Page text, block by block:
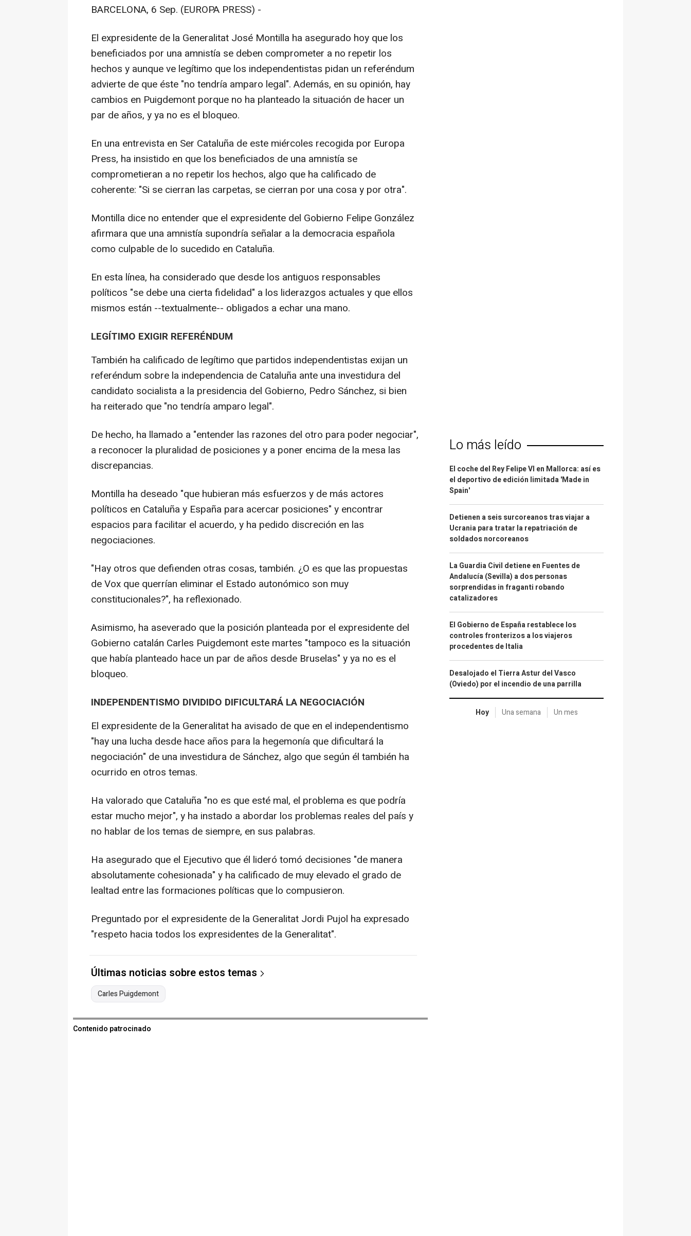
BARCELONA, 6 Sep. (EUROPA PRESS) -
El expresidente de la Generalitat José Montilla ha asegurado hoy que los
beneficiados por una amnistía se deben comprometer a no repetir los
hechos y aunque ve legítimo que los independentistas pidan un referéndum
advierte de que éste "no tendría amparo legal". Además, en su opinión, hay
cambios en Puigdemont porque no ha planteado la situación de hacer un
par de años, y ya no es el bloqueo.
En una entrevista en Ser Cataluña de este miércoles recogida por Europa
Press, ha insistido en que los beneficiados de una amnistía se
comprometieran a no repetir los hechos, algo que ha calificado de
coherente: "Si se cierran las carpetas, se cierran por una cosa y por otra".
Montilla dice no entender que el expresidente del Gobierno Felipe González
afirmara que una amnistía supondría señalar a la democracia española
como culpable de lo sucedido en Cataluña.
En esta línea, ha considerado que desde los antiguos responsables
políticos "se debe una cierta fidelidad" a los liderazgos actuales y que ellos
mismos están --textualmente-- obligados a echar una mano.
LEGÍTIMO EXIGIR REFERÉNDUM
También ha calificado de legítimo que partidos independentistas exijan un
referéndum sobre la independencia de Cataluña ante una investidura del
candidato socialista a la presidencia del Gobierno, Pedro Sánchez, si bien
ha reiterado que "no tendría amparo legal".
De hecho, ha llamado a "entender las razones del otro para poder negociar",
a reconocer la pluralidad de posiciones y a poner encima de la mesa las
discrepancias.
Montilla ha deseado "que hubieran más esfuerzos y de más actores
políticos en Cataluña y España para acercar posiciones" y encontrar
espacios para facilitar el acuerdo, y ha pedido discreción en las
negociaciones.
"Hay otros que defienden otras cosas, también. ¿O es que las propuestas
de Vox que querrían eliminar el Estado autonómico son muy
constitucionales?", ha reflexionado.
Asimismo, ha aseverado que la posición planteada por el expresidente del
Gobierno catalán Carles Puigdemont este martes "tampoco es la situación
que había planteado hace un par de años desde Bruselas" y ya no es el
bloqueo.
INDEPENDENTISMO DIVIDIDO DIFICULTARÁ LA NEGOCIACIÓN
El expresidente de la Generalitat ha avisado de que en el independentismo
"hay una lucha desde hace años para la hegemonía que dificultará la
negociación" de una investidura de Sánchez, algo que según él también ha
ocurrido en otros temas.
Ha valorado que Cataluña "no es que esté mal, el problema es que podría
estar mucho mejor", y ha instado a abordar los problemas reales del país y
no hablar de los temas de siempre, en sus palabras.
Ha asegurado que el Ejecutivo que él lideró tomó decisiones "de manera
absolutamente cohesionada" y ha calificado de muy elevado el grado de
lealtad entre las formaciones políticas que lo compusieron.
Preguntado por el expresidente de la Generalitat Jordi Pujol ha expresado
"respeto hacia todos los expresidentes de la Generalitat".
Últimas noticias sobre estos temas
Carles Puigdemont
Contenido patrocinado
Lo más leído
El coche del Rey Felipe VI en Mallorca: así es
el deportivo de edición limitada 'Made in
Spain'
Detienen a seis surcoreanos tras viajar a
Ucrania para tratar la repatriación de
soldados norcoreanos
La Guardia Civil detiene en Fuentes de
Andalucía (Sevilla) a dos personas
sorprendidas in fraganti robando
catalizadores
El Gobierno de España restablece los
controles fronterizos a los viajeros
procedentes de Italia
Desalojado el Tierra Astur del Vasco
(Oviedo) por el incendio de una parrilla
Hoy Una semana Un mes